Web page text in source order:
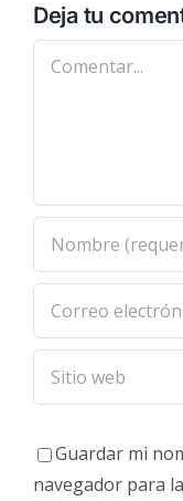
Deja tu
Comentar
Guardar mi
navegador para